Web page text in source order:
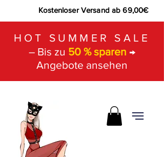
Kostenloser Versand ab 69,00€
HOT SUMMER SALE
– Bis zu 50 % sparen →
Angebote ansehen